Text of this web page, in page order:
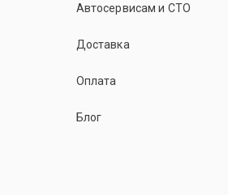
Автосервисам и СТО
Доставка
Оплата
Блог